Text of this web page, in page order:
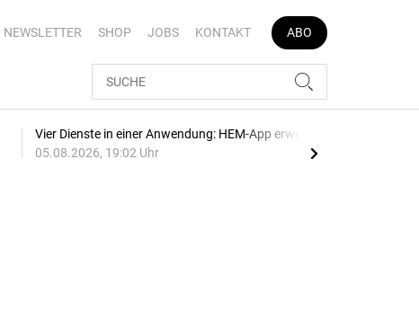
NEWSLETTER SHOP JOBS KONTAKT ABO
Vier Dienste in einer Anwendung: HEM-App erweitert
05.08.2026, 19:02 Uhr